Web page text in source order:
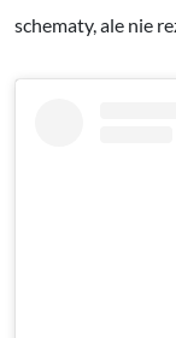
schematy, ale nie